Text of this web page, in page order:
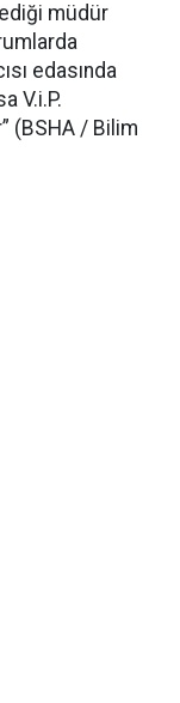
müdür
edasında
V.i.P.
(BSHA / Bilim